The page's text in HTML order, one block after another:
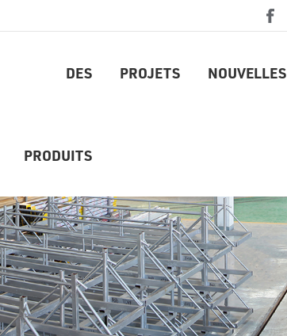
DES
PRODUITS
PROJETS NOUVELLES